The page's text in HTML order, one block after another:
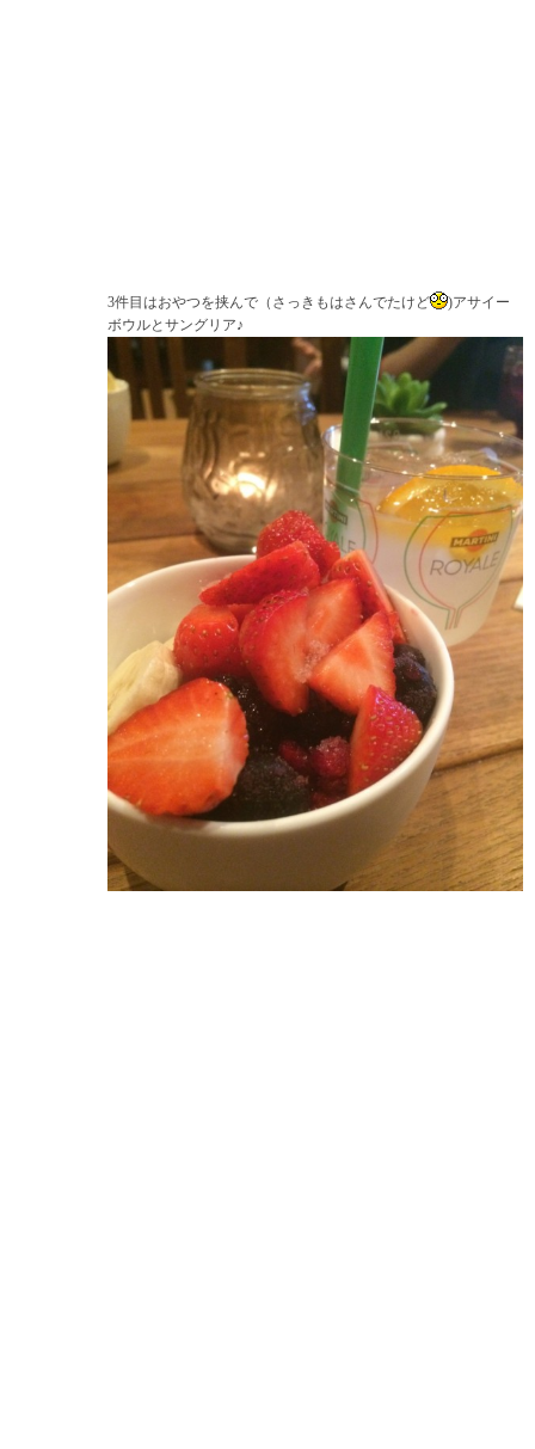
3件目はおやつを挟んで（さっきもはさんでたけど
)アサイー
ボウルとサングリア♪